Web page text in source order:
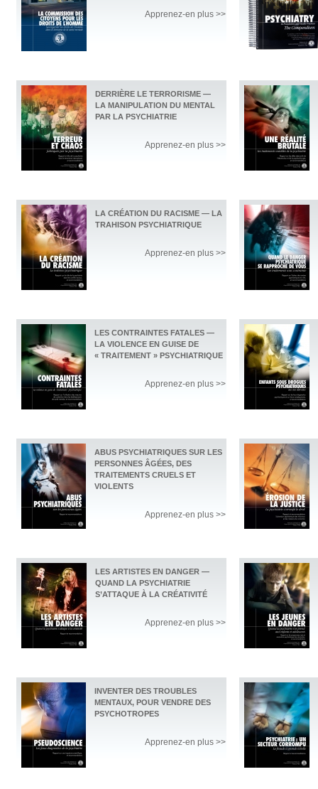
Apprenez-en plus >>
DERRIÈRE LE TERRORISME —
LA MANIPULATION DU MENTAL
PAR LA PSYCHIATRIE
Apprenez-en plus >>
LA CRÉATION DU RACISME — LA
TRAHISON PSYCHIATRIQUE
Apprenez-en plus >>
LES CONTRAINTES FATALES —
LA VIOLENCE EN GUISE DE
« TRAITEMENT » PSYCHIATRIQUE
Apprenez-en plus >>
ABUS PSYCHIATRIQUES SUR LES
PERSONNES ÂGÉES, DES
TRAITEMENTS CRUELS ET
VIOLENTS
Apprenez-en plus >>
LES ARTISTES EN DANGER —
QUAND LA PSYCHIATRIE
S’ATTAQUE À LA CRÉATIVITÉ
Apprenez-en plus >>
INVENTER DES TROUBLES
MENTAUX, POUR VENDRE DES
PSYCHOTROPES
Apprenez-en plus >>